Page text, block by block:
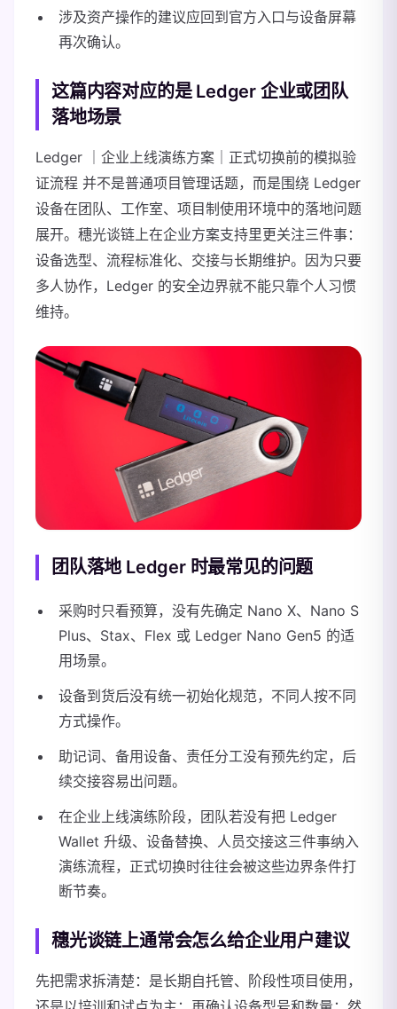
涉及资产操作的建议应回到官方入口与设备屏幕
再次确认。
这篇内容对应的是 Ledger 企业或团队
落地场景
Ledger ｜企业上线演练方案｜正式切换前的模拟验
证流程 并不是普通项目管理话题，而是围绕 Ledger
设备在团队、工作室、项目制使用环境中的落地问题
展开。穗光谈链上在企业方案支持里更关注三件事：
设备选型、流程标准化、交接与长期维护。因为只要
多人协作，Ledger 的安全边界就不能只靠个人习惯
维持。
团队落地 Ledger 时最常见的问题
采购时只看预算，没有先确定 Nano X、Nano S
Plus、Stax、Flex 或 Ledger Nano Gen5 的适
用场景。
设备到货后没有统一初始化规范，不同人按不同
方式操作。
助记词、备用设备、责任分工没有预先约定，后
续交接容易出问题。
在企业上线演练阶段，团队若没有把 Ledger
Wallet 升级、设备替换、人员交接这三件事纳入
演练流程，正式切换时往往会被这些边界条件打
断节奏。
穗光谈链上通常会怎么给企业用户建议
先把需求拆清楚：是长期自托管、阶段性项目使用，